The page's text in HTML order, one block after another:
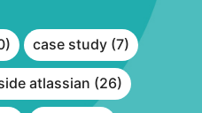
case study (7)
atlassian (26)